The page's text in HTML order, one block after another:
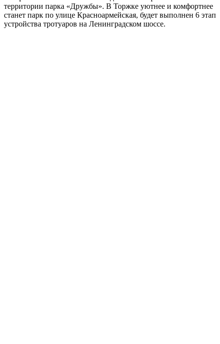
территории парка «Дружбы». В Торжке уютнее и комфортнее
станет парк по улице Красноармейская, будет выполнен 6 этап
устройства тротуаров на Ленинградском шоссе.